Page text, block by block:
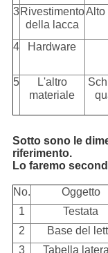
3Rivestimento
della lacca
Alto
4
Hardware
5
L'altro
materiale
Sotto sono le
riferimento.
Lo faremo
No. Oggetto
1
Testata
2
Base del
3
Tabella